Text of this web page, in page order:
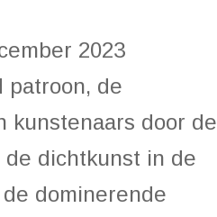
2023
patroon, de
kunstenaars door de
dichtkunst in de
dominerende